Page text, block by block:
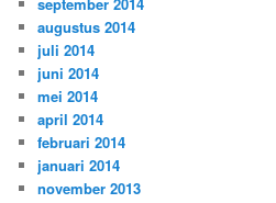
augustus 2014
juli 2014
juni 2014
mei 2014
april 2014
februari 2014
januari 2014
november 2013